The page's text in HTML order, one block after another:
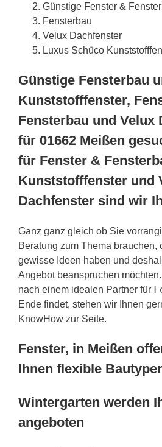
Günstige Fenster &
Fensterbau
Velux Dachfenster
Luxus Schüco
Günstige Fensterbau
Kunststofffenster,
Fensterbau und Velux
für 01662 Meißen
für Fenster &
Kunststofffenster und
Dachfenster sind wir
Ganz ganz gleich ob Sie
Beratung zum Thema brauchen,
gewisse Ideen haben und
Angebot beanspruchen
nach einem idealen Partner für
Ende findet, stehen wir Ihnen
KnowHow zur Seite.
Fenster, in Meißen
Ihnen flexible
Wintergarten werden
angeboten